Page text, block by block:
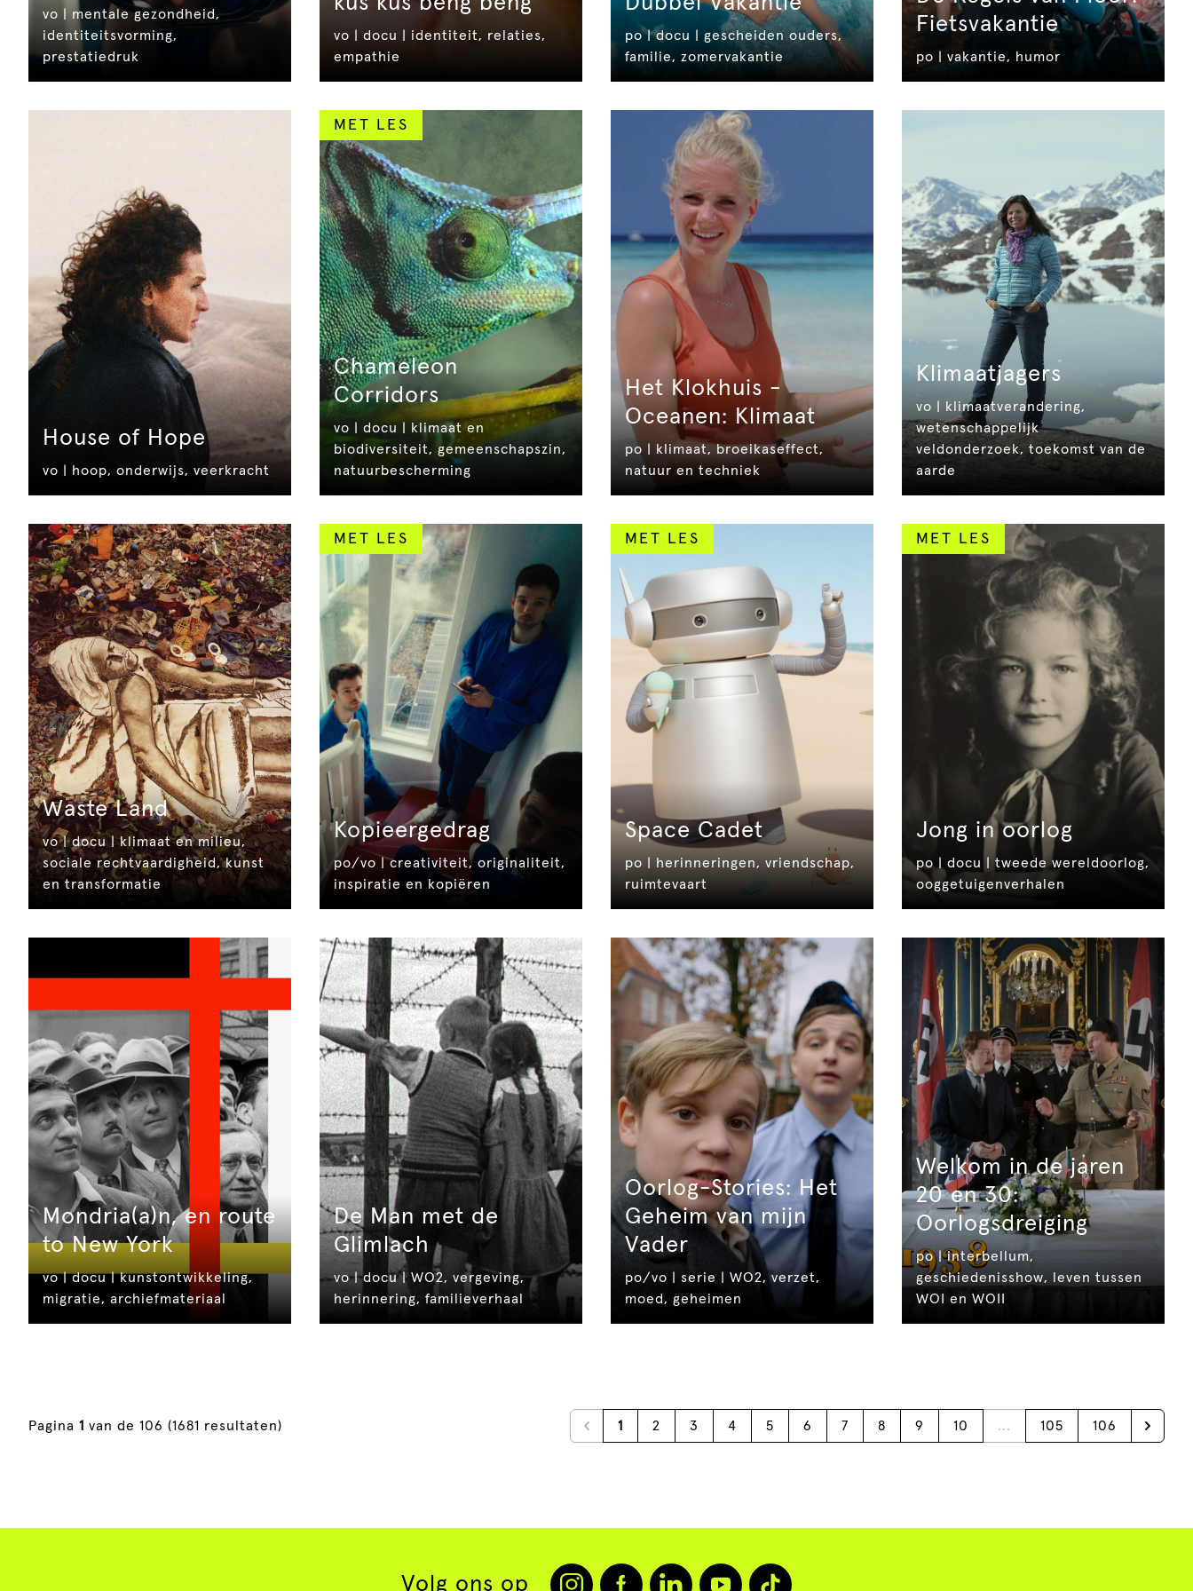
vo | mentale gezondheid,
identiteitsvorming,
prestatiedruk
vo | docu | identiteit, relaties,
empathie
po | docu | gescheiden ouders,
familie, zomervakantie
Fietsvakantie
po | vakantie, humor
House of Hope
vo | hoop, onderwijs, veerkracht
MET LES
Chameleon
Corridors
vo | docu | klimaat en
biodiversiteit, gemeenschapszin,
natuurbescherming
Het Klokhuis -
Oceanen: Klimaat
po | klimaat, broeikaseffect,
natuur en techniek
Klimaatjagers
vo | klimaatverandering,
wetenschappelijk
veldonderzoek, toekomst van de
aarde
Waste Land
vo | docu | klimaat en milieu,
sociale rechtvaardigheid, kunst
en transformatie
MET LES
Kopieergedrag
po/vo | creativiteit, originaliteit,
inspiratie en kopiëren
MET LES
Space Cadet
po | herinneringen, vriendschap,
ruimtevaart
MET LES
Jong in oorlog
po | docu | tweede wereldoorlog,
ooggetuigenverhalen
Mondria(a)n, en route
to New York
vo | docu | kunstontwikkeling,
migratie, archiefmateriaal
De Man met de
Glimlach
vo | docu | WO2, vergeving,
herinnering, familieverhaal
Oorlog-Stories: Het
Geheim van mijn
Vader
po/vo | serie | WO2, verzet,
moed, geheimen
Welkom in de jaren
20 en 30:
Oorlogsdreiging
po | interbellum,
geschiedenisshow, leven tussen
WOI en WOII
Pagina 1 van de 106 (1681 resultaten) 1 2 3 4 5 6 7 8 9 10 ... 105 106
Volg ons op